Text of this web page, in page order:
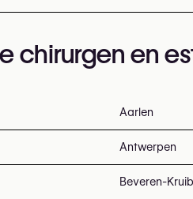
chirurgen en
Aarlen
Antwerpen
Beveren-